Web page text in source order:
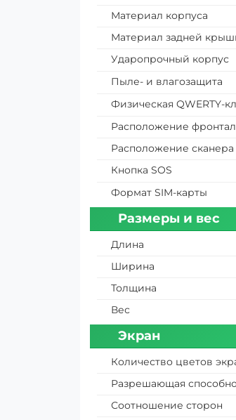
Материал корпуса
Материал задней
Ударопрочный корпус
Пыле- и влагозащита
Физическая QWERTY-
Расположение
Расположение сканера
Кнопка SOS
Формат SIM-карты
Размеры и вес
Длина
Ширина
Толщина
Вес
Экран
Количество цветов
Разрешающая
Соотношение сторон